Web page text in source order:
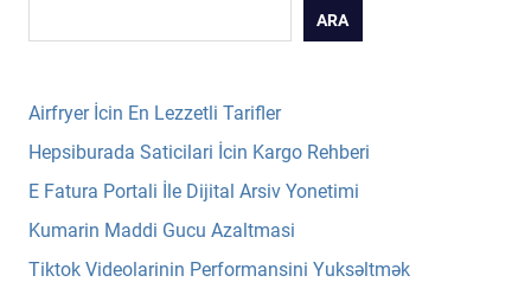
ARA
Airfryer İcin En Lezzetli Tarifler
Hepsiburada Saticilari İcin Kargo Rehberi
E Fatura Portali İle Dijital Arsiv Yonetimi
Kumarin Maddi Gucu Azaltmasi
Tiktok Videolarinin Performansini Yuksəltmək